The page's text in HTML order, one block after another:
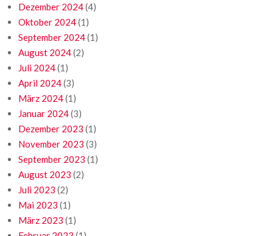
Dezember 2024(4)
Oktober 2024(1)
September 2024(1)
August 2024(2)
Juli 2024(1)
April 2024(3)
März 2024(1)
Januar 2024(3)
Dezember 2023 (1)
November 2023 (3)
September 2023 (1)
August 2023 (2)
Juli 2023 (2)
Mai 2023 (1)
März 2023 (1)